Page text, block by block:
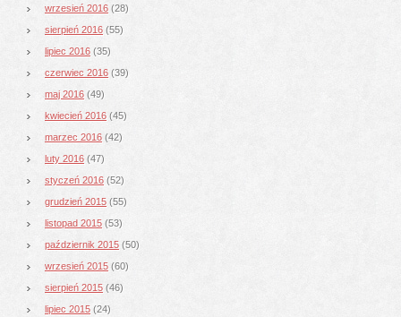
wrzesień 2016 (28)
sierpień 2016 (55)
lipiec 2016 (35)
czerwiec 2016 (39)
maj 2016 (49)
kwiecień 2016 (45)
marzec 2016 (42)
luty 2016 (47)
styczeń 2016 (52)
grudzień 2015 (55)
listopad 2015 (53)
październik 2015 (50)
wrzesień 2015 (60)
sierpień 2015 (46)
lipiec 2015 (24)